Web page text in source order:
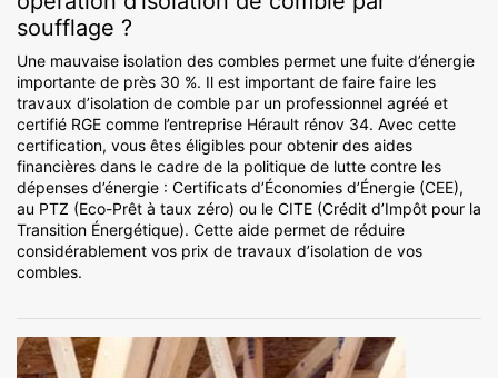
soufflage ?
Une mauvaise isolation des combles permet une fuite d’énergie
importante de près 30 %. Il est important de faire faire les
travaux d’isolation de comble par un professionnel agréé et
certifié RGE comme l’entreprise Hérault rénov 34. Avec cette
certification, vous êtes éligibles pour obtenir des aides
financières dans le cadre de la politique de lutte contre les
dépenses d’énergie : Certificats d’Économies d’Énergie (CEE),
au PTZ (Eco-Prêt à taux zéro) ou le CITE (Crédit d’Impôt pour la
Transition Énergétique). Cette aide permet de réduire
considérablement vos prix de travaux d’isolation de vos
combles.